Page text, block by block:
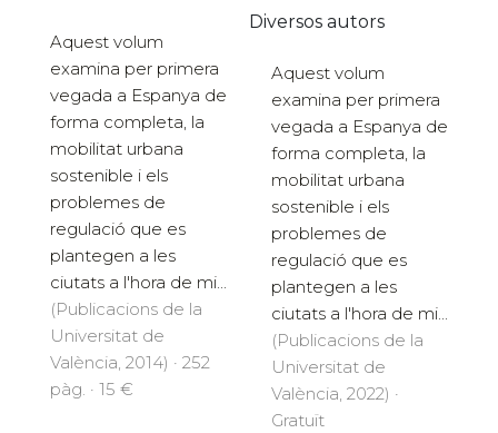
Aquest volum
examina per primera
vegada a Espanya de
forma completa, la
mobilitat urbana
sostenible i els
problemes de
regulació que es
plantegen a les
ciutats a l'hora de mi...
(Publicacions de la
Universitat de
València, 2014) · 252
pàg. · 15 €
Diversos autors
Aquest volum
examina per primera
vegada a Espanya de
forma completa, la
mobilitat urbana
sostenible i els
problemes de
regulació que es
plantegen a les
ciutats a l'hora de mi...
(Publicacions de la
Universitat de
València, 2022) ·
Gratuït